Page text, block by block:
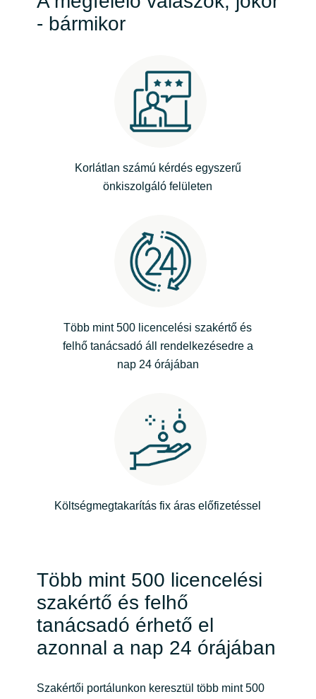
Finland
Germany
Hungary
India
Kingdom of Saudi Arabia
Latvia
Lithuania
Middle East
Norway
Philippines
Poland
Portugal
Qatar
- bármikor
Korlátlan számú kérdés egyszerű
önkiszolgáló felületen
Több mint 500 licencelési szakértő és
felhő tanácsadó áll rendelkezésedre a
nap 24 órájában
Költségmegtakarítás fix áras előfizetéssel
Több mint 500 licencelési
szakértő és felhő
tanácsadó érhető el
azonnal a nap 24 órájában
Szakértői portálunkon keresztül több mint 500